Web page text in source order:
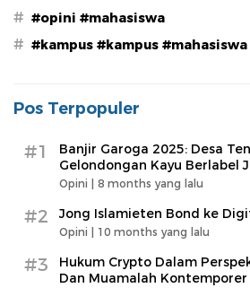
# #opini #mahasiswa
# #kampus #kampus #mahasiswa
Pos Terpopuler
#1
Banjir Garoga 2025: Desa
Gelondongan Kayu Berlabel
Opini | 8 months yang lalu
#2 Jong Islamieten Bond ke
Opini | 10 months yang lalu
#3
Hukum Crypto Dalam
Dan Muamalah Kontemporer